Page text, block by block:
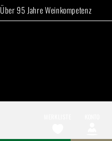
Über 95 Jahre Weinkompetenz